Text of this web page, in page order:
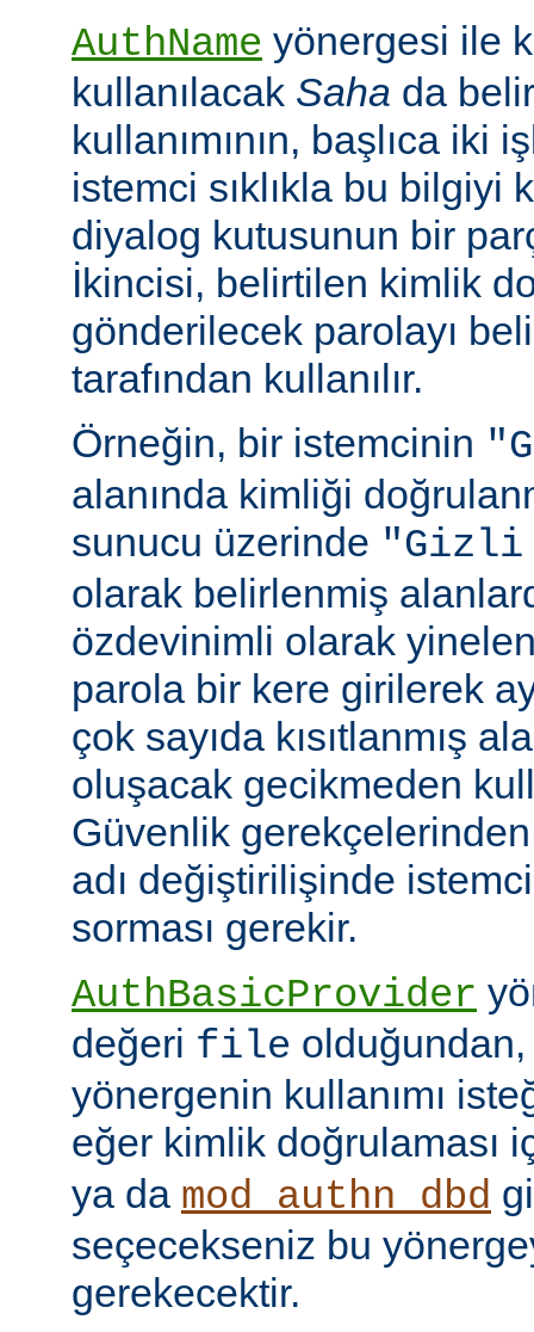
AuthName yönergesi ile
kullanılacak Saha da
kullanımının, başlıca iki
istemci sıklıkla bu bilgiyi
diyalog kutusunun bir
İkincisi, belirtilen kimlik
gönderilecek parolayı
tarafından kullanılır.
Örneğin, bir istemcinin
alanında kimliği
sunucu üzerinde "Gizli
olarak belirlenmiş
özdevinimli olarak
parola bir kere girilerek
çok sayıda kısıtlanmış
oluşacak gecikmeden
Güvenlik
adı değiştirilişinde
sorması gerekir.
AuthBasicProvider
değeri file
yönergenin kullanımı
eğer kimlik doğrulaması
ya da mod_authn_dbd
seçecekseniz bu
gerekecektir.